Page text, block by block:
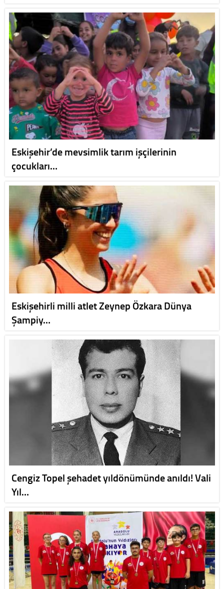
Eskişehir’de mevsimlik tarım işçilerinin
çocukları…
Eskişehirli milli atlet Zeynep Özkara Dünya
Şampiy…
Cengiz Topel şehadet yıldönümünde anıldı! Vali
Yıl…